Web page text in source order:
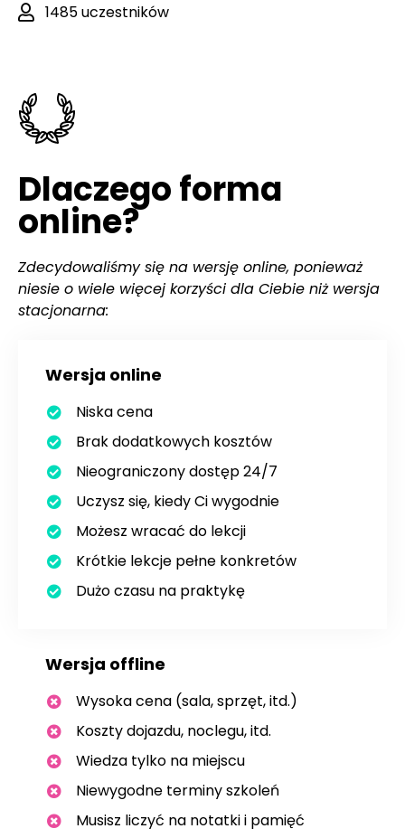
1485 uczestników
Dlaczego forma
online?
Zdecydowaliśmy się na wersję online, ponieważ
niesie o wiele więcej korzyści dla Ciebie niż wersja
stacjonarna:
Wersja online
Niska cena
Brak dodatkowych kosztów
Nieograniczony dostęp 24/7
Uczysz się, kiedy Ci wygodnie
Możesz wracać do lekcji
Krótkie lekcje pełne konkretów
Dużo czasu na praktykę
Wersja offline
Wysoka cena (sala, sprzęt, itd.)
Koszty dojazdu, noclegu, itd.
Wiedza tylko na miejscu
Niewygodne terminy szkoleń
Musisz liczyć na notatki i pamięć